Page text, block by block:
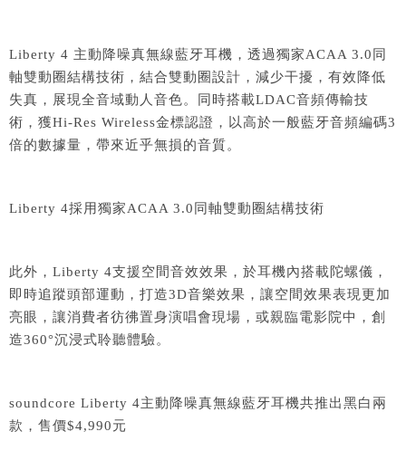
Liberty 4 主動降噪真無線藍牙耳機，透過獨家ACAA 3.0同
軸雙動圈結構技術，結合雙動圈設計，減少干擾，有效降低
失真，展現全音域動人音色。同時搭載LDAC音頻傳輸技
術，獲Hi-Res Wireless金標認證，以高於一般藍牙音頻編碼3
倍的數據量，帶來近乎無損的音質。
Liberty 4採用獨家ACAA 3.0同軸雙動圈結構技術
此外，Liberty 4支援空間音效效果，於耳機內搭載陀螺儀，
即時追蹤頭部運動，打造3D音樂效果，讓空間效果表現更加
亮眼，讓消費者彷彿置身演唱會現場，或親臨電影院中，創
造360°沉浸式聆聽體驗。
soundcore Liberty 4主動降噪真無線藍牙耳機共推出黑白兩
款，售價$4,990元